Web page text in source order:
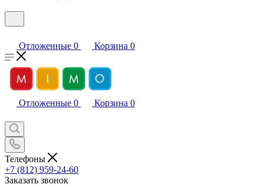
Отложенные 0 Корзина 0
Отложенные 0 Корзина 0
Телефоны
+7 (812) 959-24-60
Заказать звонок